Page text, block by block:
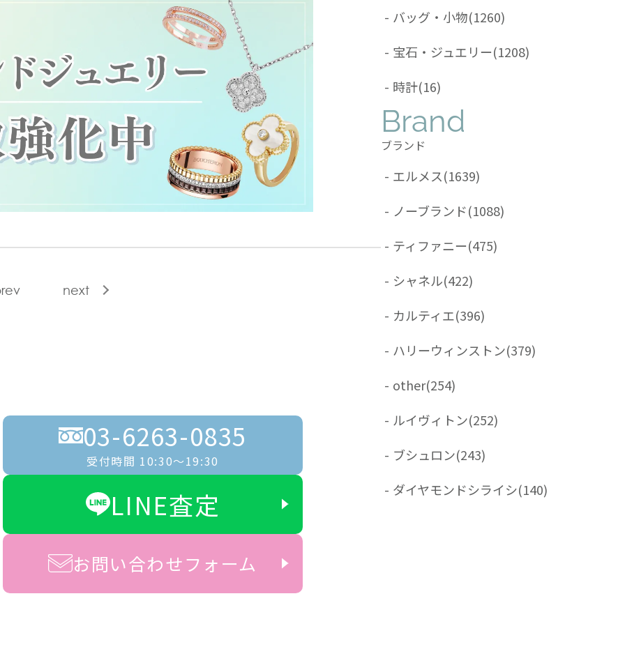
next
03-6263-0835
受付時間 10:30〜19:30
LINE査定
お問い合わせフォーム
- バッグ・小物(1260)
- 宝石・ジュエリー(1208)
- 時計(16)
Brand
ブランド
- エルメス(1639)
- ノーブランド(1088)
- ティファニー(475)
- シャネル(422)
- カルティエ(396)
- ハリーウィンストン(379)
- other(254)
- ルイヴィトン(252)
- ブシュロン(243)
- ダイヤモンドシライシ(140)